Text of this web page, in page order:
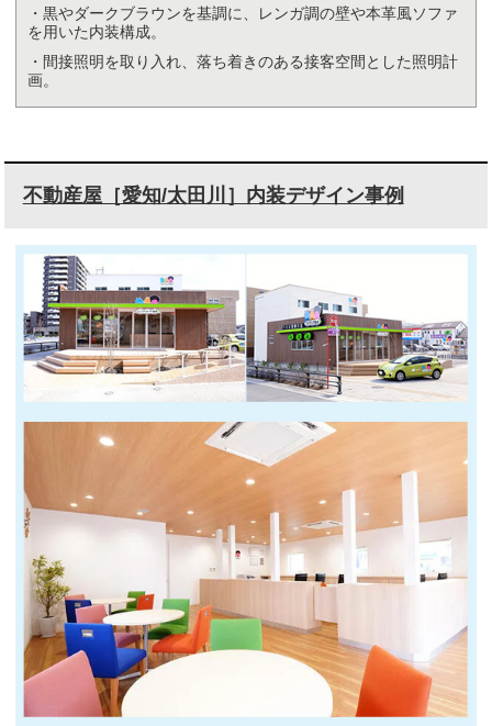
・黒やダークブラウンを基調に、レンガ調の壁や本革風ソファ
を用いた内装構成。
・間接照明を取り入れ、落ち着きのある接客空間とした照明計
画。
不動産屋［愛知/太田川］内装デザイン事例